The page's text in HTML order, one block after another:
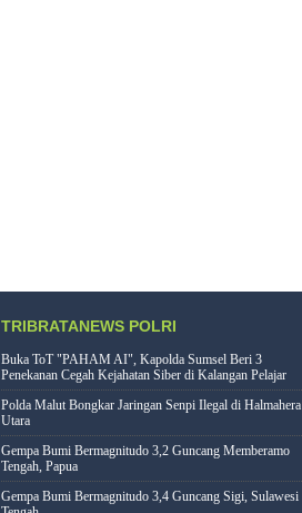
TRIBRATANEWS POLRI
Buka ToT "PAHAM AI", Kapolda Sumsel Beri 3
Penekanan Cegah Kejahatan Siber di Kalangan Pelajar
Polda Malut Bongkar Jaringan Senpi Ilegal di Halmahera
Utara
Gempa Bumi Bermagnitudo 3,2 Guncang Memberamo
Tengah, Papua
Gempa Bumi Bermagnitudo 3,4 Guncang Sigi, Sulawesi